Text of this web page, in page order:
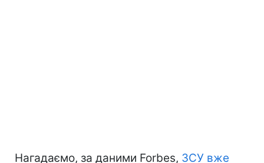
Нагадаємо, за даними Forbes, ЗСУ вже